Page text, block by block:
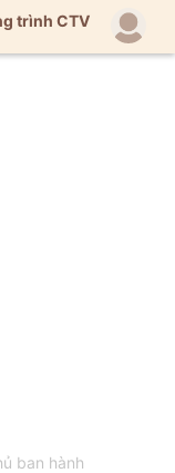
trình CTV
ban hành